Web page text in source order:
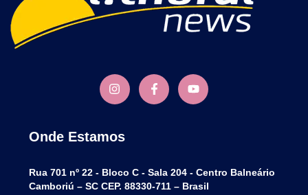
Onde Estamos
Rua 701 nº 22 - Bloco C - Sala 204 - Centro Balneário
Camboriú – SC CEP. 88330-711 – Brasil